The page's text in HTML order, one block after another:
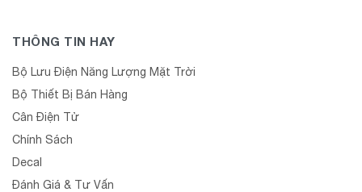
THÔNG TIN HAY
Bộ Lưu Điện Năng Lượng Mặt Trời
Bộ Thiết Bị Bán Hàng
Cân Điện Tử
Chính Sách
Decal
Đánh Giá & Tư Vấn